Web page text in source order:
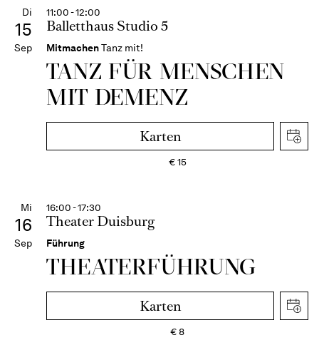
Di
15
Sep
11:00 - 12:00
Balletthaus Studio 5
MitmachenTanz mit!
TANZ FÜR MENSCHEN
MIT DEMENZ
Karten
€15
Mi
16
Sep
16:00 - 17:30
Theater Duisburg
Führung
THEATER­FÜHR­UNG
Karten
€8